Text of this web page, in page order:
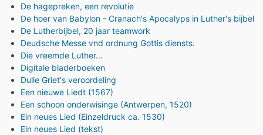
De hagepreken, een revolutie
De hoer van Babylon - Cranach's Apocalyps in Luther's bijbel
De Lutherbijbel, 20 jaar teamwork
Deudsche Messe vnd ordnung Gottis diensts.
Die vreemde Luther…
Digitale bladerboeken
Dulle Griet's veroordeling
Een nieuwe Liedt (1567)
Een schoon onderwisinge (Antwerpen, 1520)
Ein neues Lied (Einzeldruck ca. 1530)
Ein neues Lied (tekst)